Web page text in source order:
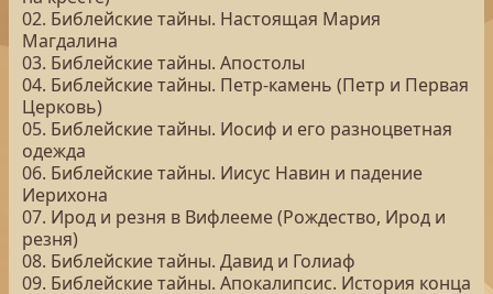
02. Библейские тайны. Настоящая Мария
Магдалина
03. Библейские тайны. Апостолы
04. Библейские тайны. Петр-камень (Петр и Первая
Церковь)
05. Библейские тайны. Иосиф и его разноцветная
одежда
06. Библейские тайны. Иисус Навин и падение
Иерихона
07. Ирод и резня в Вифлееме (Рождество, Ирод и
резня)
08. Библейские тайны. Давид и Голиаф
09. Библейские тайны. Апокалипсис. История конца